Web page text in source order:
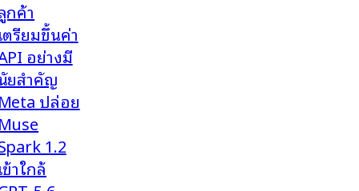
กค้า
ตรียมขึ้นค่า
อย่างมี
ยสำคัญ
ปล่อย
1.2
ข้าใกล้